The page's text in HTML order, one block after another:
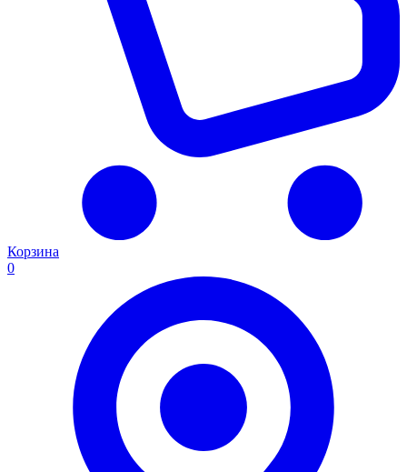
Корзина
0